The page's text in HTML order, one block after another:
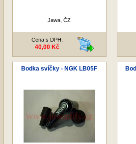
Jawa, ČZ
Cena s DPH:
40,00 Kč
Bodka svíčky - NGK LB05F